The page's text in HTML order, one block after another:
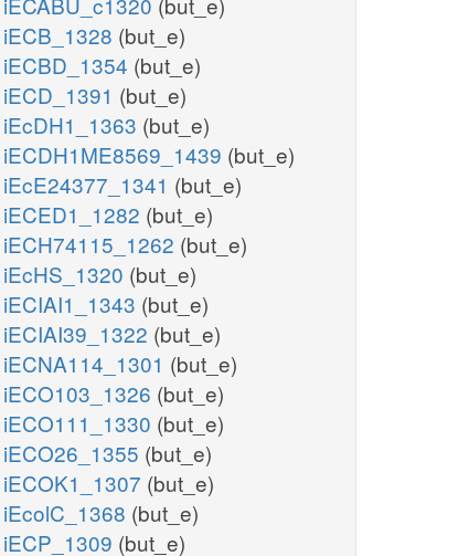
iECB_1328 (but_e)
iECBD_1354 (but_e)
iECD_1391 (but_e)
iEcDH1_1363 (but_e)
iECDH1ME8569_1439 (but_e)
iEcE24377_1341 (but_e)
iECED1_1282 (but_e)
iECH74115_1262 (but_e)
iEcHS_1320 (but_e)
iECIAI1_1343 (but_e)
iECIAI39_1322 (but_e)
iECNA114_1301 (but_e)
iECO103_1326 (but_e)
iECO111_1330 (but_e)
iECO26_1355 (but_e)
iECOK1_1307 (but_e)
iEcolC_1368 (but_e)
iECP_1309 (but_e)